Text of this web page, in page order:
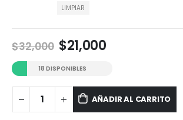
LIMPIAR
$32,000 El
original
era:
$32,000.
$21,000El
es:
$21,000.
18 DISPONIBLES
AÑADIR AL CARRITO